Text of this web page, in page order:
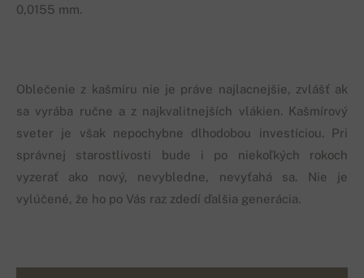
0,0155 mm.
Oblečenie z kašmíru nie je práve najlacnejšie, zvlášť ak
sa vyrába ručne a z najkvalitnejších vlákien. Kašmírový
sveter je však nepochybne dlhodobou investíciou. Pri
správnej starostlivosti bude i po niekoľkých rokoch
vyzerať ako nový, nevybledne, nevyťahá sa. Nie je
vylúčené, že ho po Vás raz zdedí ďalšia generácia.